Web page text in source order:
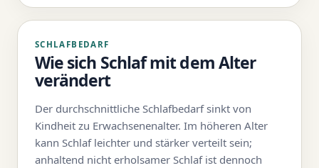
SCHLAFBEDARF
Wie sich Schlaf mit dem Alter
verändert
Der durchschnittliche Schlafbedarf sinkt von
Kindheit zu Erwachsenenalter. Im höheren Alter
kann Schlaf leichter und stärker verteilt sein;
anhaltend nicht erholsamer Schlaf ist dennoch